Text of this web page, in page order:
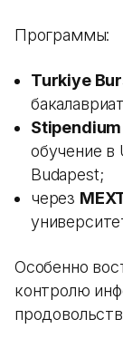
Программы:
Turkiye
обучение в
Budapest;
через
Особенно
контролю